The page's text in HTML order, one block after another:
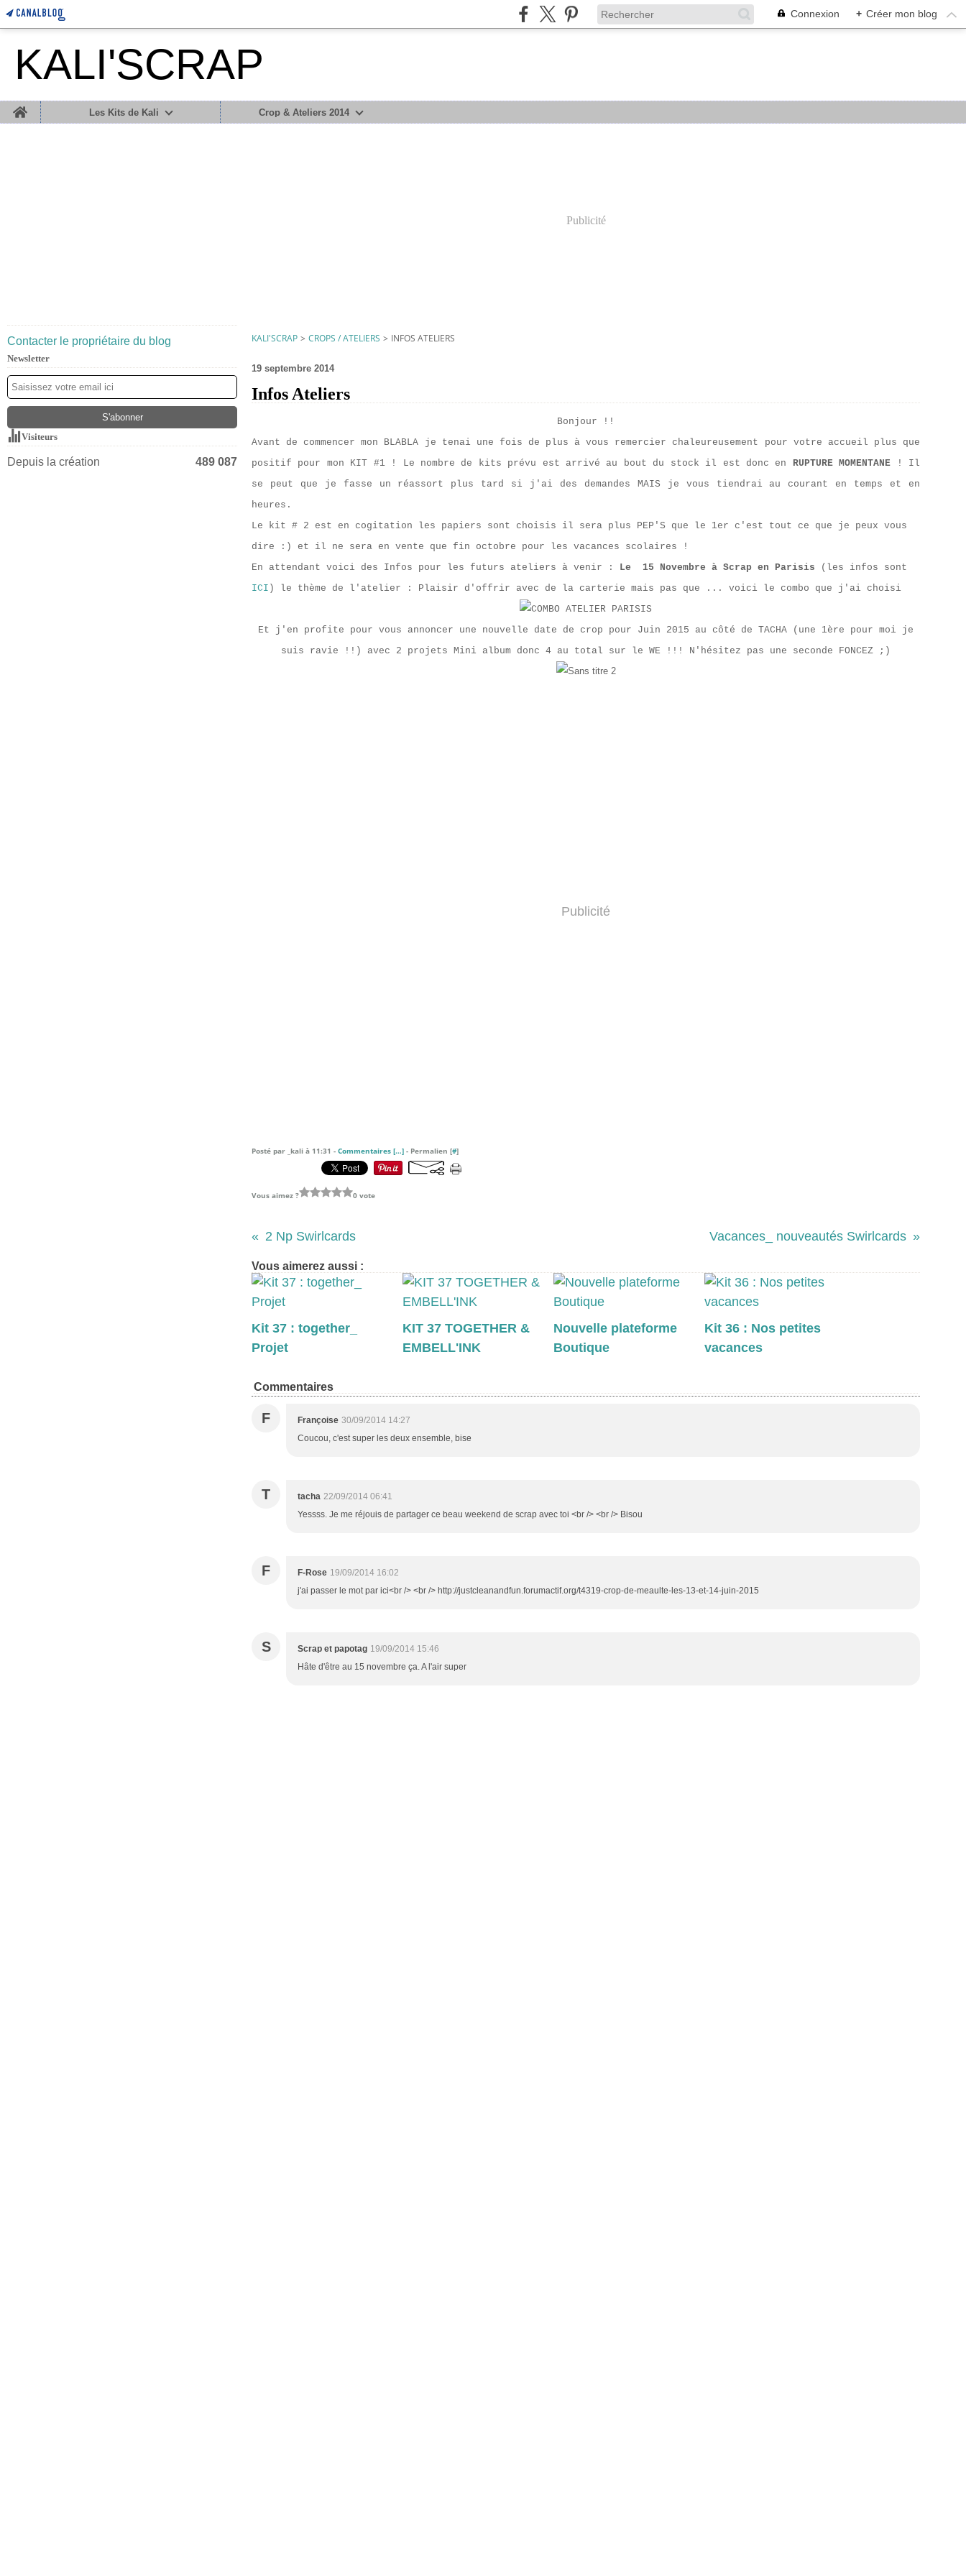
Connexion + Créer mon blog
KALI'SCRAP
Home
Les Kits de Kali Crop & Ateliers 2014
Publicité
Contacter le propriétaire du blog
Newsletter
Visiteurs
Depuis la création 489 087
KALI'SCRAP > CROPS / ATELIERS > INFOS ATELIERS
19 septembre 2014
Infos Ateliers
Bonjour !!
Avant de commencer mon BLABLA je tenai une fois de plus à vous remercier chaleureusement pour votre accueil plus que
positif pour mon KIT #1 ! Le nombre de kits prévu est arrivé au bout du stock il est donc en RUPTURE MOMENTANE ! Il
se peut que je fasse un réassort plus tard si j'ai des demandes MAIS je vous tiendrai au courant en temps et en
heures.
Le kit # 2 est en cogitation les papiers sont choisis il sera plus PEP'S que le 1er c'est tout ce que je peux vous
dire :) et il ne sera en vente que fin octobre pour les vacances scolaires !
En attendant voici des Infos pour les futurs ateliers à venir : Le 15 Novembre à Scrap en Parisis (les infos sont
ICI ) le thème de l'atelier : Plaisir d'offrir avec de la carterie mais pas que ... voici le combo que j'ai choisi
Et j'en profite pour vous annoncer une nouvelle date de crop pour Juin 2015 au côté de TACHA (une 1ère pour moi je
suis ravie !!) avec 2 projets Mini album donc 4 au total sur le WE !!! N'hésitez pas une seconde FONCEZ ;)
Publicité
Posté par _kali à 11:31 - Commentaires […] - Permalien [#]
Vous aimez ? 0 vote
2 Np Swirlcards Vacances_ nouveautés Swirlcards
Vous aimerez aussi :
Kit 37 : together_
Projet
KIT 37 TOGETHER &
EMBELL'INK
Nouvelle plateforme
Boutique
Kit 36 : Nos petites
vacances
Commentaires
F Françoise 30/09/2014 14:27
Coucou, c'est super les deux ensemble, bise
T tacha 22/09/2014 06:41
Yessss. Je me réjouis de partager ce beau weekend de scrap avec toi <br /> <br /> Bisou
F F-Rose 19/09/2014 16:02
j'ai passer le mot par ici<br /> <br /> http://justcleanandfun.forumactif.org/t4319-crop-de-meaulte-les-13-et-14-juin-2015
S Scrap et papotag 19/09/2014 15:46
Hâte d'être au 15 novembre ça. A l'air super